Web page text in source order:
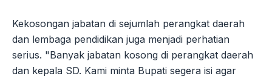
Kekosongan jabatan di sejumlah perangkat daerah
dan lembaga pendidikan juga menjadi perhatian
serius. "Banyak jabatan kosong di perangkat daerah
dan kepala SD. Kami minta Bupati segera isi agar